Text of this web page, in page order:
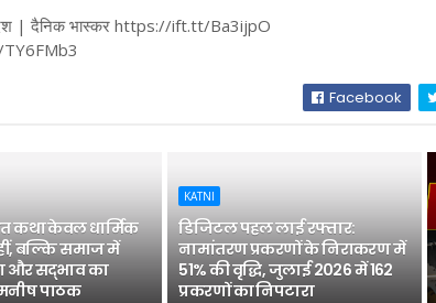
| दैनिक भास्कर https://ift.tt/Ba3ijpO
Facebook
कथा केवल धार्मिक
बल्कि समाज में
और सद्भाव का
पाठक
KATNI
डिजिटल पहल लाई रफ्तार:
नामांतरण प्रकरणों के निराकरण में
51% की वृद्धि, जुलाई 2026 में 162
प्रकरणों का निपटारा